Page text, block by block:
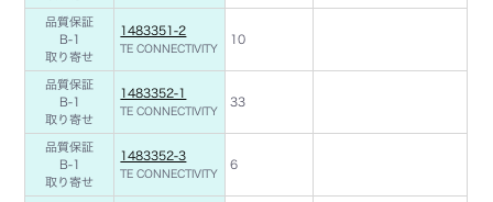
品質保証
B-1
取り寄せ
1483351-2
TE CONNECTIVITY
10
品質保証
B-1
取り寄せ
1483352-1
TE CONNECTIVITY
33
品質保証
B-1
取り寄せ
1483352-3
TE CONNECTIVITY
6